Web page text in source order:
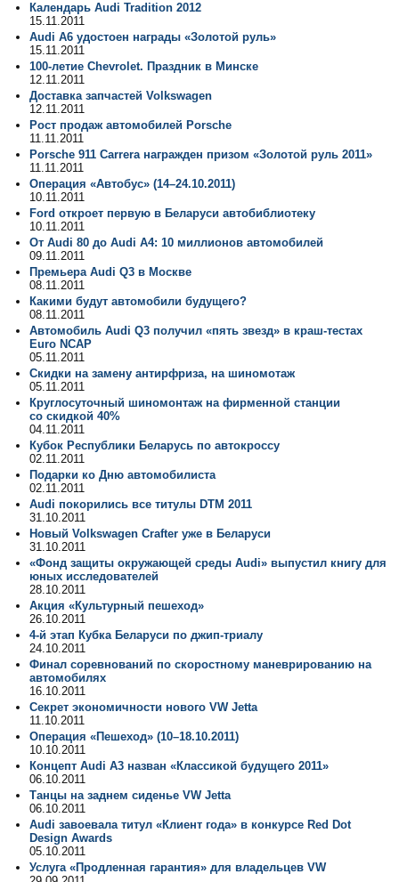
Календарь Audi Tradition 2012
15.11.2011
Audi A6 удостоен награды «Золотой руль»
15.11.2011
100-летие Chevrolet. Праздник в Минске
12.11.2011
Доставка запчастей Volkswagen
12.11.2011
Рост продаж автомобилей Porsche
11.11.2011
Porsche 911 Carrera награжден призом «Золотой руль 2011»
11.11.2011
Операция «Автобус» (14–24.10.2011)
10.11.2011
Ford откроет первую в Беларуси автобиблиотеку
10.11.2011
От Audi 80 до Audi A4: 10 миллионов автомобилей
09.11.2011
Премьера Audi Q3 в Москве
08.11.2011
Какими будут автомобили будущего?
08.11.2011
Автомобиль Audi Q3 получил «пять звезд» в краш-тестах
Euro NCAP
05.11.2011
Скидки на замену антирфриза, на шиномотаж
05.11.2011
Круглосуточный шиномонтаж на фирменной станции
со скидкой 40%
04.11.2011
Кубок Республики Беларусь по автокроссу
02.11.2011
Подарки ко Дню автомобилиста
02.11.2011
Audi покорились все титулы DTM 2011
31.10.2011
Новый Volkswagen Crafter уже в Беларуси
31.10.2011
«Фонд защиты окружающей среды Audi» выпустил книгу для
юных исследователей
28.10.2011
Акция «Культурный пешеход»
26.10.2011
4-й этап Кубка Беларуси по джип-триалу
24.10.2011
Финал соревнований по скоростному маневрированию на
автомобилях
16.10.2011
Секрет экономичности нового VW Jetta
11.10.2011
Операция «Пешеход» (10–18.10.2011)
10.10.2011
Концепт Audi A3 назван «Классикой будущего 2011»
06.10.2011
Танцы на заднем сиденье VW Jetta
06.10.2011
Audi завоевала титул «Клиент года» в конкурсе Red Dot
Design Awards
05.10.2011
Услуга «Продленная гарантия» для владельцев VW